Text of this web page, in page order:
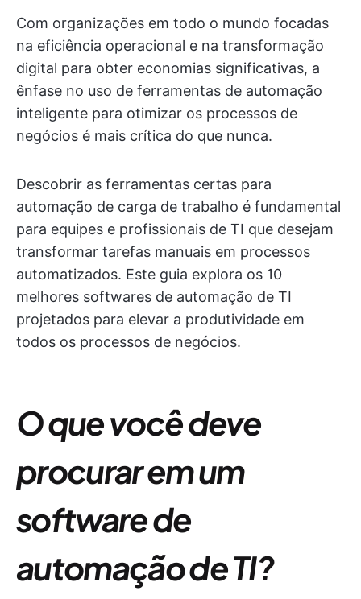
Com organizações em todo o mundo focadas
na eficiência operacional e na transformação
digital para obter economias significativas, a
ênfase no uso de ferramentas de automação
inteligente para otimizar os processos de
negócios é mais crítica do que nunca.
Descobrir as ferramentas certas para
automação de carga de trabalho é fundamental
para equipes e profissionais de TI que desejam
transformar tarefas manuais em processos
automatizados. Este guia explora os 10
melhores softwares de automação de TI
projetados para elevar a produtividade em
todos os processos de negócios.
O que você deve
procurar em um
software de
automação de TI?